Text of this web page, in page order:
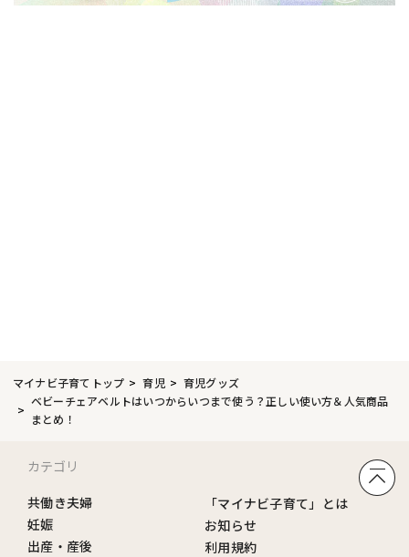
マイナビ子育てトップ 育児
育児グッズ
ベビーチェアベルトはいつからいつまで使う？正しい使い方＆人気商品
まとめ！
カテゴリ
共働き夫婦
妊娠
出産・産後
「マイナビ子育て」とは
お知らせ
利用規約